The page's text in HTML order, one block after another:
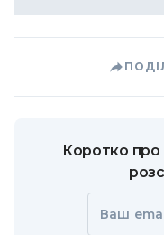
Коротко про
Ваш